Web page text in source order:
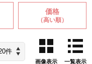
価格
（高い順）
画像表示 一覧表示